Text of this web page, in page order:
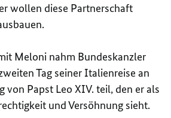
wollen diese Partnerschaft
Meloni nahm Bundeskanzler
Tag seiner Italienreise an
von Papst Leo XIV. teil, den er als
und Versöhnung sieht.